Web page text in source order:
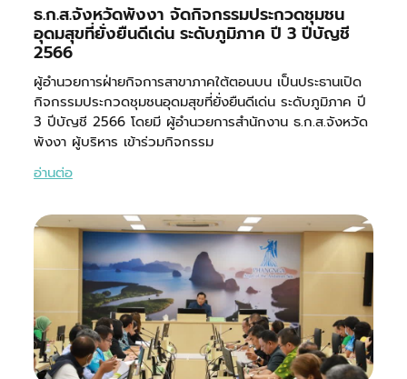
ธ.ก.ส.จังหวัดพังงา จัดกิจกรรมประกวดชุมชน
อุดมสุขที่ยั่งยืนดีเด่น ระดับภูมิภาค ปี 3 ปีบัญชี
2566
ผู้อำนวยการฝ่ายกิจการสาขาภาคใต้ตอนบน เป็นประธานเปิด
กิจกรรมประกวดชุมชนอุดมสุขที่ยั่งยืนดีเด่น ระดับภูมิภาค ปี
3 ปีบัญชี 2566 โดยมี ผู้อำนวยการสำนักงาน ธ.ก.ส.จังหวัด
พังงา ผู้บริหาร เข้าร่วมกิจกรรม
อ่านต่อ